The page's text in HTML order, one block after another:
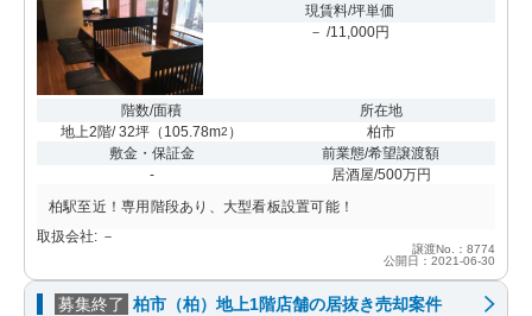
現賃料/坪単価
－ /11,000円
階数/面積
地上2階/ 32坪 （ 105.78m2 ）
所在地
柏市
敷金・保証金
-
前業態/希望譲渡額
居酒屋/500万円
柏駅至近！専用階段あり、大型看板設置可能！
取扱会社: －
譲渡No.：8774
公開日：2021-06-30
募集終了 柏市（柏）地上1階店舗の居抜き売却案件